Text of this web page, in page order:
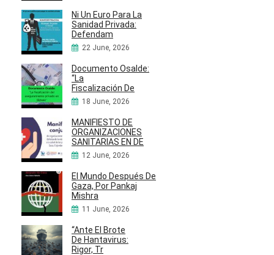
Ni Un Euro Para La
Sanidad Privada:
Defendam
22 June, 2026
Documento Osalde:
“La
Fiscalización De
18 June, 2026
MANIFIESTO DE
ORGANIZACIONES
SANITARIAS EN DE
12 June, 2026
El Mundo Después De
Gaza, Por Pankaj
Mishra
11 June, 2026
“Ante El Brote
De Hantavirus:
Rigor, Tr